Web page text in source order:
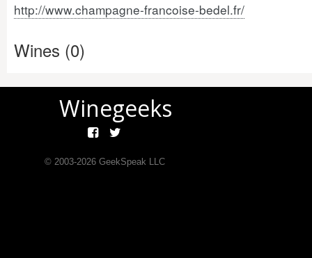
http://www.champagne-francoise-bedel.fr/
Wines (0)
Winegeeks
© 2003-2026GeekSpeak LLC